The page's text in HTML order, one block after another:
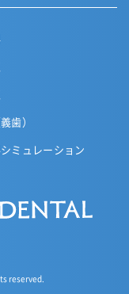
歯）
ミュレーション
reserved.